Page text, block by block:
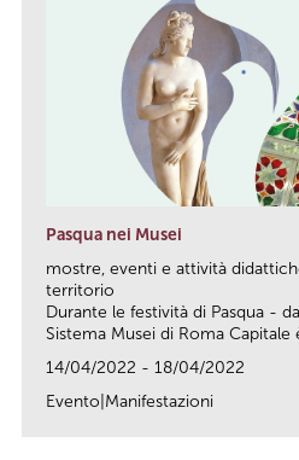
Pasqua nei Musei
mostre, eventi e attività
territorio
Durante le festività di Pasqua -
Sistema Musei di Roma Capitale
14/04/2022 - 18/04/2022
Evento|Manifestazioni